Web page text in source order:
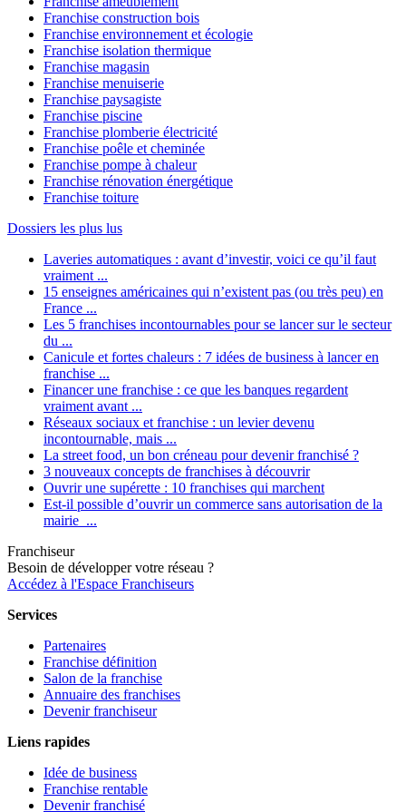
Franchise construction bois
Franchise environnement et écologie
Franchise isolation thermique
Franchise magasin
Franchise menuiserie
Franchise paysagiste
Franchise piscine
Franchise plomberie électricité
Franchise poêle et cheminée
Franchise pompe à chaleur
Franchise rénovation énergétique
Franchise toiture
Dossiers les plus lus
Laveries automatiques : avant d’investir, voici ce qu’il faut
vraiment ...
15 enseignes américaines qui n’existent pas (ou très peu) en
France ...
Les 5 franchises incontournables pour se lancer sur le secteur
du ...
Canicule et fortes chaleurs : 7 idées de business à lancer en
franchise ...
Financer une franchise : ce que les banques regardent
vraiment avant ...
Réseaux sociaux et franchise : un levier devenu
incontournable, mais ...
La street food, un bon créneau pour devenir franchisé ?
3 nouveaux concepts de franchises à découvrir
Ouvrir une supérette : 10 franchises qui marchent
Est-il possible d’ouvrir un commerce sans autorisation de la
mairie ...
Franchiseur
Besoin de développer votre réseau ?
Accédez à l'Espace Franchiseurs
Services
Partenaires
Franchise définition
Salon de la franchise
Annuaire des franchises
Devenir franchiseur
Liens rapides
Idée de business
Franchise rentable
Devenir franchisé